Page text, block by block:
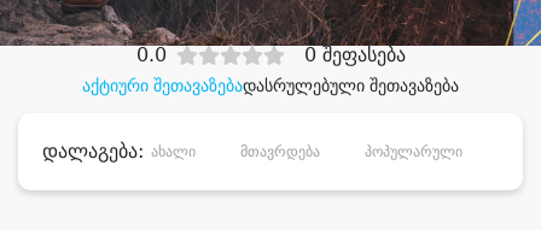
აქტიური შეთავაზებადასრულებული შეთავაზება
0.0 0 შეფასება
დალაგება: ახალი მთავრდება პოპულარული